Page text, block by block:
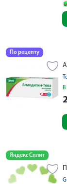
По рецепту
Яндекс Сплит